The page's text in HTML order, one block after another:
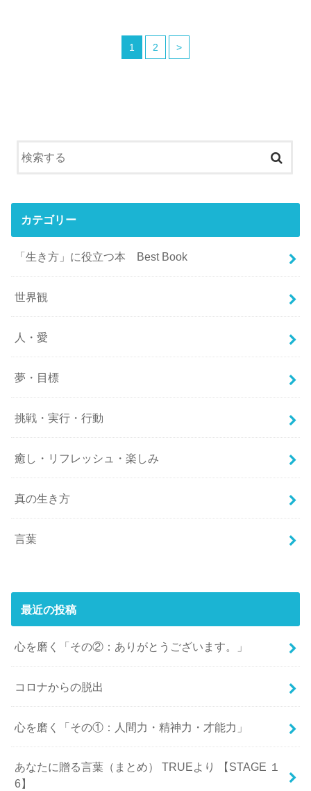
1 2 >
カテゴリー
「生き方」に役立つ本 Best Book
世界観
人・愛
夢・目標
挑戦・実行・行動
癒し・リフレッシュ・楽しみ
真の生き方
言葉
最近の投稿
心を磨く「その②：ありがとうございます。」
コロナからの脱出
心を磨く「その①：人間力・精神力・才能力」
あなたに贈る言葉（まとめ） TRUEより 【STAGE １
6】